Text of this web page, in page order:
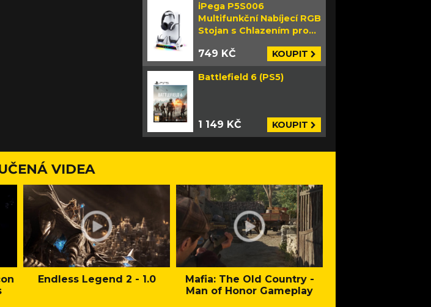
iPega P5S006
Multifunkční Nabíjecí RGB
Stojan s Chlazením pro
749 KČ KOUPIT
Battlefield 6 (PS5)
1 149 KČ KOUPIT
VIDEA
Endless Legend 2 - 1.0
Mafia: The Old Country -
Man of Honor Gameplay